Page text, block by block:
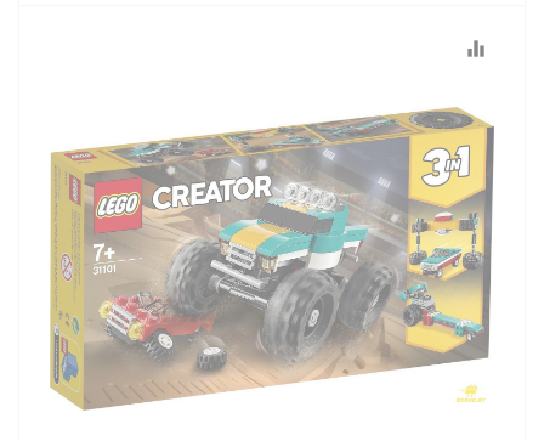
equalizer